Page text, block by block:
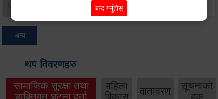
अन्य
थप विवरणहरु
सामाजिक सुरक्षा तथा
व्यक्तिगत घटना दर्ता
महिला
विकास
वातावरण
सूचनाको
हक
बन्द गर्नुहोस्